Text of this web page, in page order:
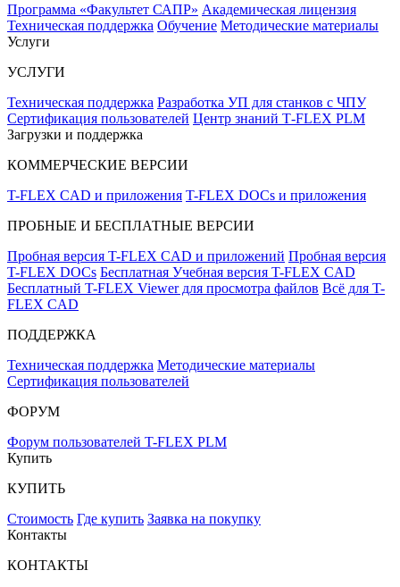
Программа «Факультет САПР» Академическая лицензия
Техническая поддержка Обучение Методические материалы
Услуги
УСЛУГИ
Техническая поддержка Разработка УП для станков с ЧПУ
Сертификация пользователей Центр знаний T‑FLEX PLM
Загрузки и поддержка
КОММЕРЧЕСКИЕ ВЕРСИИ
T-FLEX CAD и приложения T-FLEX DOCs и приложения
ПРОБНЫЕ И БЕСПЛАТНЫЕ ВЕРСИИ
Пробная версия T-FLEX CAD и приложений Пробная версия
T-FLEX DOCs Бесплатная Учебная версия T-FLEX CAD
Бесплатный T-FLEX Viewer для просмотра файлов Всё для T-
FLEX CAD
ПОДДЕРЖКА
Техническая поддержка Методические материалы
Сертификация пользователей
ФОРУМ
Форум пользователей T-FLEX PLM
Купить
КУПИТЬ
Стоимость Где купить Заявка на покупку
Контакты
КОНТАКТЫ